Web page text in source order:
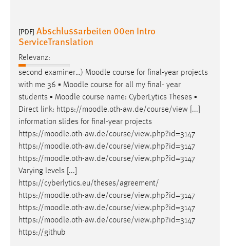
[PDF] Abschlussarbeiten 00en Intro
ServiceTranslation
Relevanz:
second examiner…) Moodle course for final-year projects
with me 36 ▪ Moodle course for all my final- year
students ▪ Moodle course name: CyberLytics Theses ▪
Direct link: https://moodle.oth-aw.de/course/view [...]
information slides for final-year projects
https://moodle.oth-aw.de/course/view.php?id=3147
https://moodle.oth-aw.de/course/view.php?id=3147
https://moodle.oth-aw.de/course/view.php?id=3147
Varying levels [...]
https://cyberlytics.eu/theses/agreement/
https://moodle.oth-aw.de/course/view.php?id=3147
https://moodle.oth-aw.de/course/view.php?id=3147
https://moodle.oth-aw.de/course/view.php?id=3147
https://github